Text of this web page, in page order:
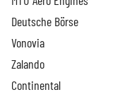
Deutsche Börse
Vonovia
Zalando
Continental